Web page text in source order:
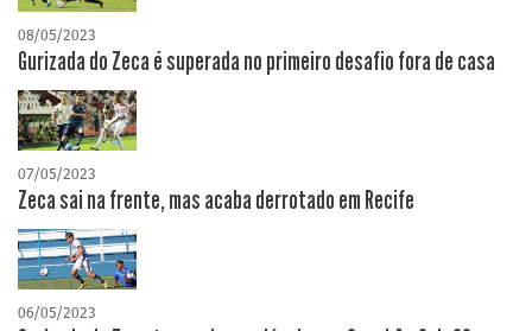
08/05/2023
Gurizada do Zeca é superada no primeiro desafio fora de casa
07/05/2023
Zeca sai na frente, mas acaba derrotado em Recife
06/05/2023